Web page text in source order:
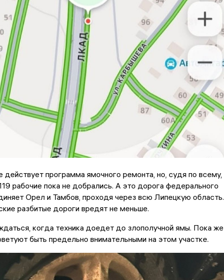
действует программа ямочного ремонта, но, судя по всему,
рабочие пока не добрались. А это дорога федерального
Орел и Тамбов, проходя через всю Липецкую область.
разбитые дороги вредят не меньше.
когда техника доедет до злополучной ямы. Пока же
быть предельно внимательными на этом участке.